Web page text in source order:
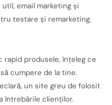
email marketing și
testare și remarketing.
rapid produsele, înțeleg ce
cumpere de la tine.
un site greu de folosit
întrebările clienților.